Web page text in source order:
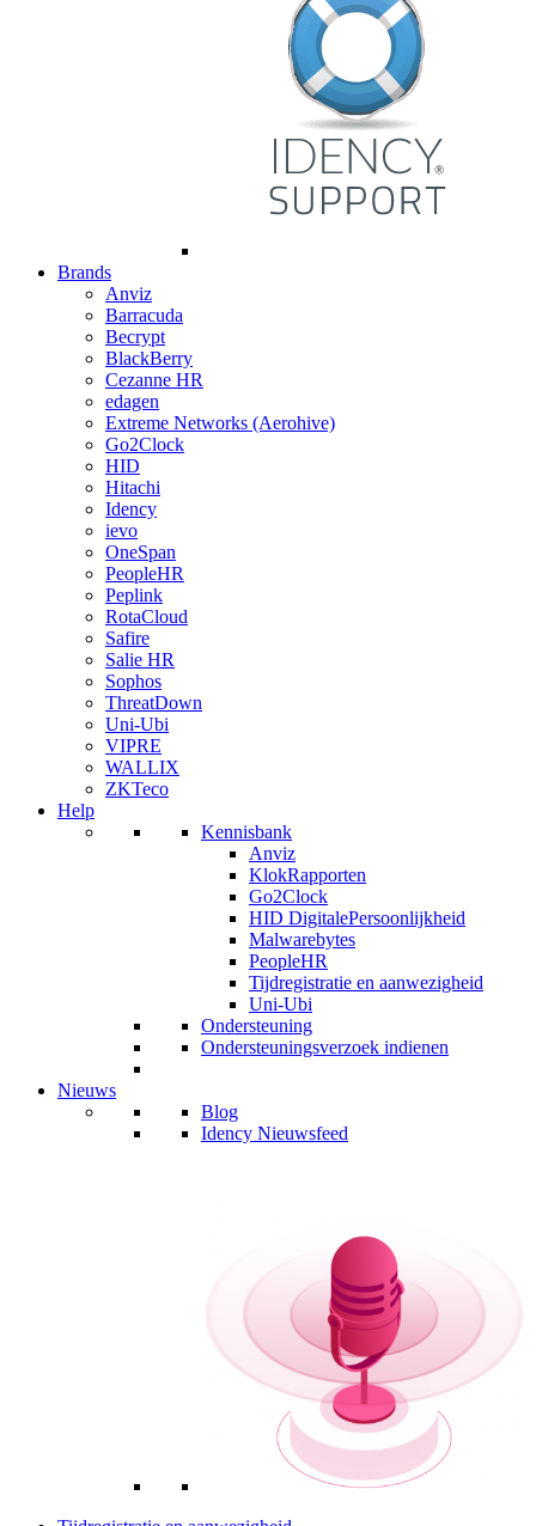
Brands
Anviz
Barracuda
Becrypt
BlackBerry
Cezanne HR
edagen
Extreme Networks (Aerohive)
Go2Clock
HID
Hitachi
Idency
ievo
OneSpan
PeopleHR
Peplink
RotaCloud
Safire
Salie HR
Sophos
ThreatDown
Uni-Ubi
VIPRE
WALLIX
ZKTeco
Help
Kennisbank
Anviz
KlokRapporten
Go2Clock
HID DigitalePersoonlijkheid
Malwarebytes
PeopleHR
Tijdregistratie en aanwezigheid
Uni-Ubi
Ondersteuning
Ondersteuningsverzoek indienen
Nieuws
Blog
Idency Nieuwsfeed